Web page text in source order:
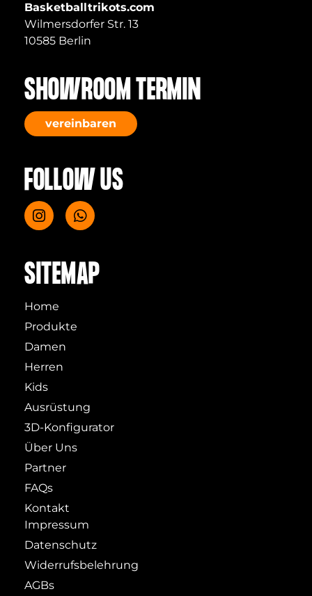
Basketballtrikots.com
Wilmersdorfer Str. 13
10585 Berlin
SHOWROOM TERMIN
vereinbaren
FOLLOW US
SITEMAP
Home
Produkte
Damen
Herren
Kids
Ausrüstung
3D-Konfigurator
Über Uns
Partner
FAQs
Kontakt
Impressum
Datenschutz
Widerrufsbelehrung
AGBs